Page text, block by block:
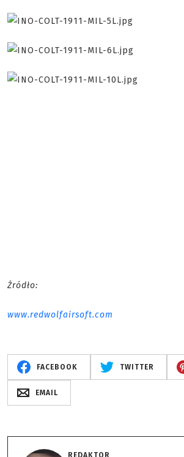
Źródło:
www.redwolfairsoft.com
FACEBOOK TWITTER
EMAIL
REDAKTOR